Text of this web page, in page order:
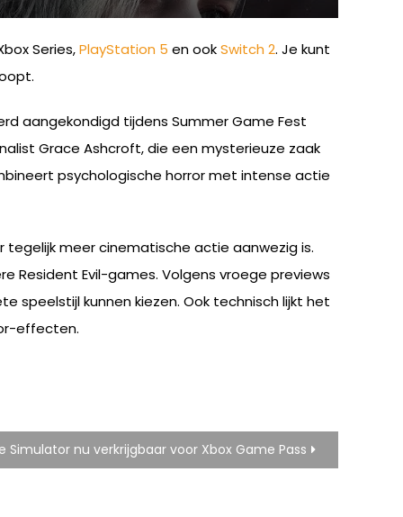
Series,PlayStation 5 en ookSwitch 2. Je kunt
aangekondigd tijdens Summer Game Fest
Grace Ashcroft, die een mysterieuze zaak
psychologische horror met intense actie
tegelijk meer cinematische actie aanwezig is.
Resident Evil-games. Volgens vroege previews
kunnen kiezen. Ook technisch lijkt het
effecten.
Simulator nu verkrijgbaar voor Xbox Game Pass